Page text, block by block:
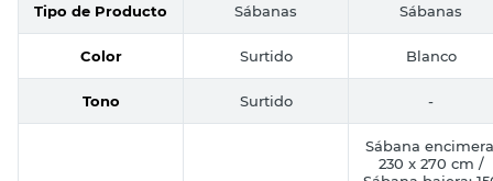
Tipo de Producto Sábanas Sábanas
Color Surtido Blanco
Tono Surtido -
Sábana
230 x 270 cm /